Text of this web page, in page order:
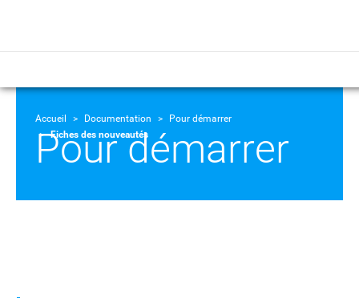
Accueil Documentation
Pour démarrer
Fiches des nouveautés
Pour démarrer